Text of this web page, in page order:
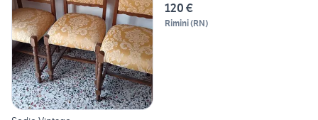
120 €
Rimini(RN)